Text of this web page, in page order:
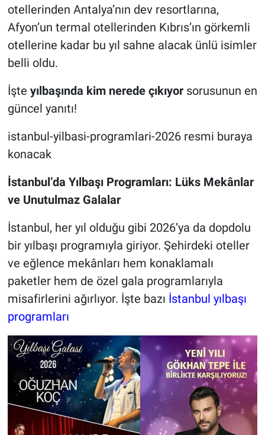
otellerinden Antalya’nın dev resortlarına,
Afyon’un termal otellerinden Kıbrıs’ın görkemli
otellerine kadar bu yıl sahne alacak ünlü isimler
belli oldu.
İşte yılbaşında kim nerede çıkıyorsorusunun en
güncel yanıtı!
istanbul-yilbasi-programlari-2026 resmi buraya
konacak
İstanbul’da Yılbaşı Programları: Lüks Mekânlar
ve Unutulmaz Galalar
İstanbul, her yıl olduğu gibi 2026’ya da dopdolu
bir yılbaşı programıyla giriyor. Şehirdeki oteller
ve eğlence mekânları hem konaklamalı
paketler hem de özel gala programlarıyla
misafirlerini ağırlıyor. İşte bazı İstanbul yılbaşı
programları